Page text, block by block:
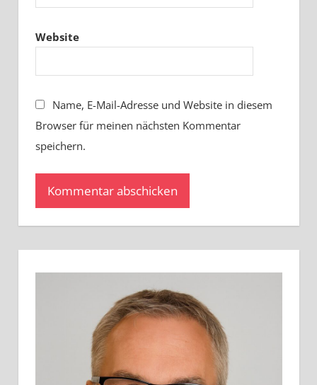
Website
Name, E-Mail-Adresse und Website in diesem
Browser für meinen nächsten Kommentar
speichern.